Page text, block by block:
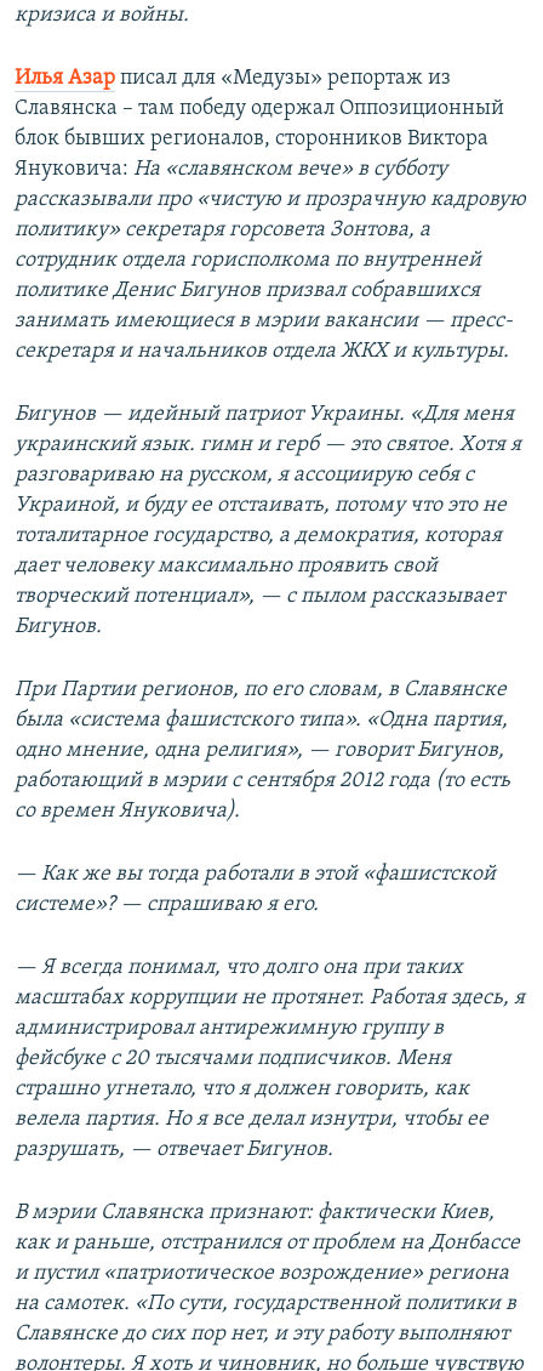
кризиса и войны.
Илья Азар писал для «Медузы» репортаж из
Славянска – там победу одержал Оппозиционный
блок бывших регионалов, сторонников Виктора
Януковича: На «славянском вече» в субботу
рассказывали про «чистую и прозрачную кадровую
политику» секретаря горсовета Зонтова, а
сотрудник отдела горисполкома по внутренней
политике Денис Бигунов призвал собравшихся
занимать имеющиеся в мэрии вакансии — пресс-
секретаря и начальников отдела ЖКХ и культуры.
Бигунов — идейный патриот Украины. «Для меня
украинский язык. гимн и герб — это святое. Хотя я
разговариваю на русском, я ассоциирую себя с
Украиной, и буду ее отстаивать, потому что это не
тоталитарное государство, а демократия, которая
дает человеку максимально проявить свой
творческий потенциал», — с пылом рассказывает
Бигунов.
При Партии регионов, по его словам, в Славянске
была «система фашистского типа». «Одна партия,
одно мнение, одна религия», — говорит Бигунов,
работающий в мэрии с сентября 2012 года (то есть
со времен Януковича).
— Как же вы тогда работали в этой «фашистской
системе»? — спрашиваю я его.
— Я всегда понимал, что долго она при таких
масштабах коррупции не протянет. Работая здесь, я
администрировал антирежимную группу в
фейсбуке с 20 тысячами подписчиков. Меня
страшно угнетало, что я должен говорить, как
велела партия. Но я все делал изнутри, чтобы ее
разрушать, — отвечает Бигунов.
В мэрии Славянска признают: фактически Киев,
как и раньше, отстранился от проблем на Донбассе
и пустил «патриотическое возрождение» региона
на самотек. «По сути, государственной политики в
Славянске до сих пор нет, и эту работу выполняют
волонтеры. Я хоть и чиновник, но больше чувствую